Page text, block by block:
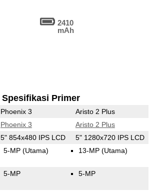
2410
mAh
Spesifikasi Primer
Phoenix 3 Aristo 2 Plus
Phoenix 3 Aristo 2 Plus
5" 854x480 IPS LCD 5" 1280x720 IPS LCD
5-MP (Utama) 13-MP (Utama)
5-MP 5-MP